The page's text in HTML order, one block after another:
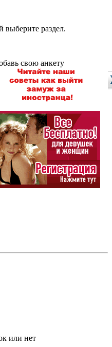
выберите раздел.
на выезд
или нет
свою анкету